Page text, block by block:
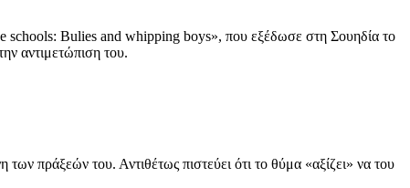
schools: Bulies and whipping boys», που εξέδωσε στη Σουηδία το
αντιμετώπιση του.
πράξεών του. Αντιθέτως πιστεύει ότι το θύμα «αξίζει» να του